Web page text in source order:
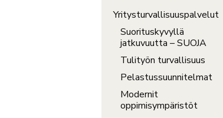
Yritysturvallisuuspalvelut
Suorituskyvyllä
jatkuvuutta – SUOJA
Tulityön turvallisuus
Pelastussuunnitelmat
Modernit
oppimisympäristöt